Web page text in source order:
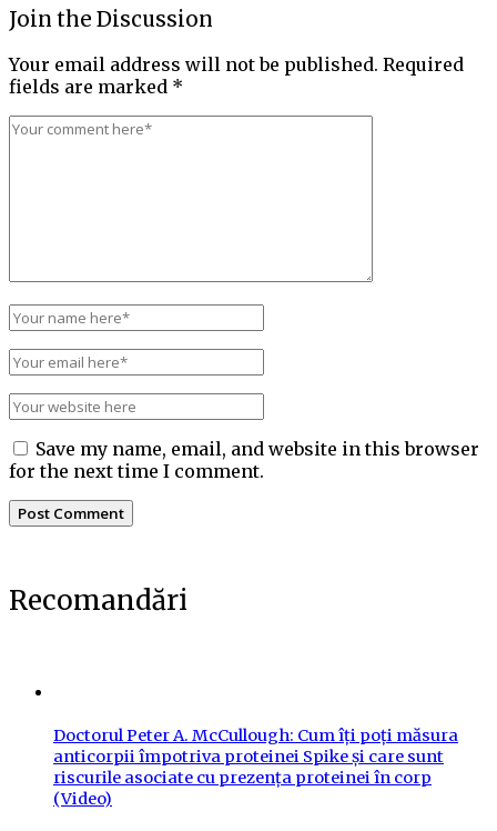
Join the Discussion
Your email address will not be published. Required
fields are marked *
Save my name, email, and website in this browser
for the next time I comment.
Recomandări
Doctorul Peter A. McCullough: Cum îți poți măsura
anticorpii împotriva proteinei Spike și care sunt
riscurile asociate cu prezența proteinei în corp
(Video)